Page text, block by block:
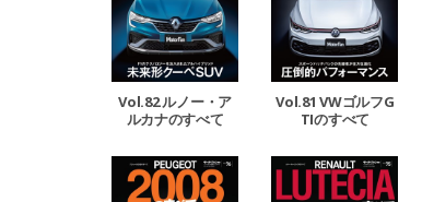
Vol.82 ルノー・ア
ルカナのすべて
Vol.81 VWゴルフG
TIのすべて